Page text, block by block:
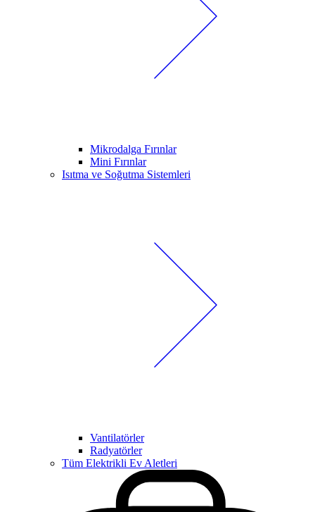
Mikrodalga Fırınlar
Mini Fırınlar
Isıtma ve Soğutma Sistemleri
Vantilatörler
Radyatörler
Tüm Elektrikli Ev Aletleri